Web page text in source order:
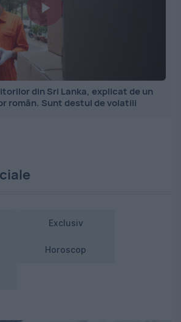
din Sri Lanka, explicat de un
român. Sunt destul de volatili
Exclusiv
Horoscop